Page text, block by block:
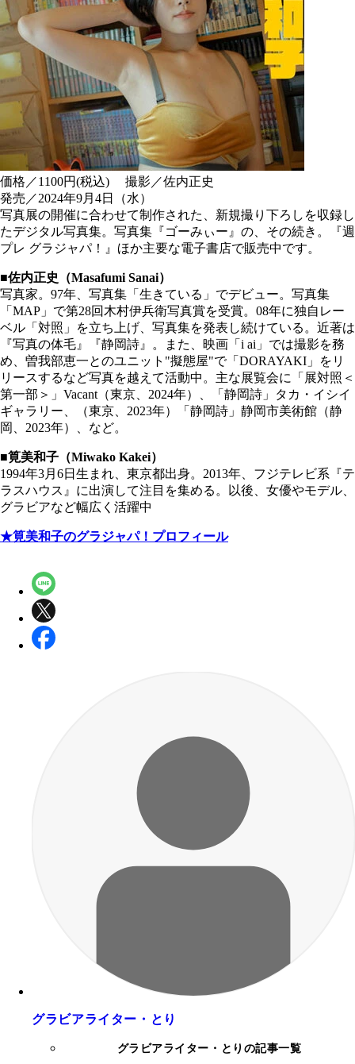
価格／1100円(税込) 撮影／佐内正史
発売／2024年9月4日（水）
写真展の開催に合わせて制作された、新規撮り下ろしを収録し
たデジタル写真集。写真集『ゴーみぃー』の、その続き。『週
プレ グラジャパ！』ほか主要な電子書店で販売中です。
■佐内正史（Masafumi Sanai）
写真家。97年、写真集「生きている」でデビュー。写真集
「MAP」で第28回木村伊兵衛写真賞を受賞。08年に独自レー
ベル「対照」を立ち上げ、写真集を発表し続けている。近著は
『写真の体毛』『静岡詩』。また、映画「i ai」では撮影を務
め、曽我部恵一とのユニット"擬態屋"で「DORAYAKI」をリ
リースするなど写真を越えて活動中。主な展覧会に「展対照＜
第一部＞」Vacant（東京、2024年）、「静岡詩」タカ・イシイ
ギャラリー、（東京、2023年）「静岡詩」静岡市美術館（静
岡、2023年）、など。
■筧美和子（Miwako Kakei）
1994年3月6日生まれ、東京都出身。2013年、フジテレビ系『テ
ラスハウス』に出演して注目を集める。以後、女優やモデル、
グラビアなど幅広く活躍中
★筧美和子のグラジャパ！プロフィール
グラビアライター・とり
グラビアライター・とりの記事一覧